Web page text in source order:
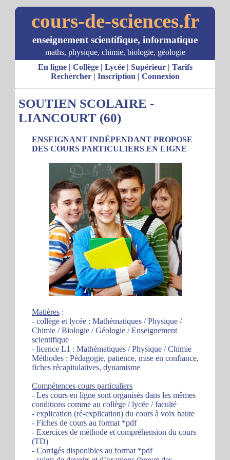
cours-de-sciences.fr
enseignement scientifique, informatique
maths, physique, chimie, biologie, géologie
En ligne| Collège| Lycée| Supérieur| Tarifs
Rechercher| Inscription | Connexion
SOUTIEN SCOLAIRE -
LIANCOURT (60)
ENSEIGNANT INDÉPENDANT PROPOSE
DES COURS PARTICULIERS EN LIGNE
Matières :
- collège et lycée : Mathématiques / Physique /
Chimie / Biologie / Géologie / Enseignement
scientifique
- licence L1 : Mathématiques / Physique / Chimie
Méthodes : Pédagogie, patience, mise en confiance,
fiches récapitulatives, dynamisme
Compétences cours particuliers
- Les cours en ligne sont organisés dans les mêmes
conditions comme au collège / lycée / faculté
- explication (ré-explication) du cours à voix haute
- Fiches de cours au format *pdf
- Exercices de méthode et compréhension du cours
(TD)
- Corrigés disponibles au format *pdf